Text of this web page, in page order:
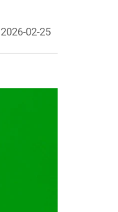
2026-02-25 11:44:26